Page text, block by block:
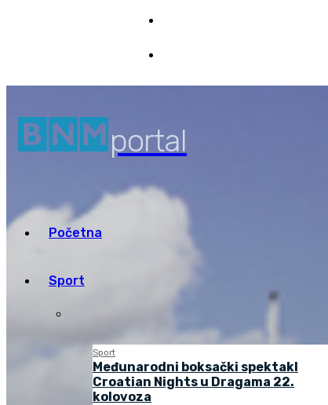
portal
Početna
Sport
Sport
Međunarodni boksački spektakl
Croatian Nights u Dragama 22.
kolovoza